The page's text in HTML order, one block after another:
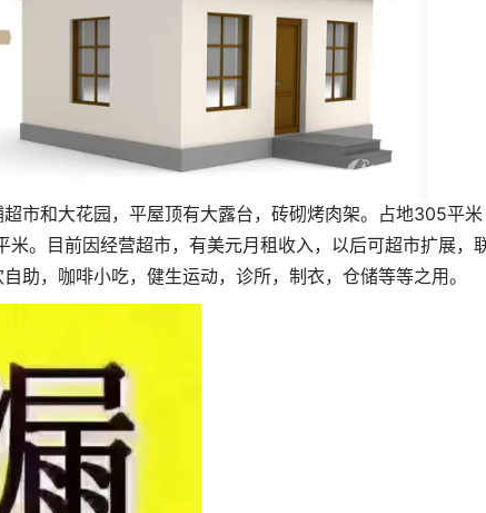
市和大花园，平屋顶有大露台，砖砌烤肉架。占地305平米
米。目前因经营超市，有美元月租收入，以后可超市扩展，
助，咖啡小吃，健生运动，诊所，制衣，仓储等等之用。